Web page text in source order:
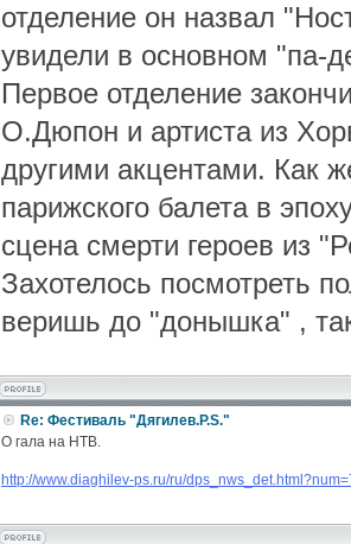
отделение он назвал
увидели в основном "па-
Первое отделение
О.Дюпон и артиста из
другими акцентами. Как
парижского балета в
сцена смерти героев из
Захотелось посмотреть
веришь до "донышка" ,
Re: Фестиваль "Дягилев.P.S."
О гала на НТВ.
http://www.diaghilev-ps.ru/ru/